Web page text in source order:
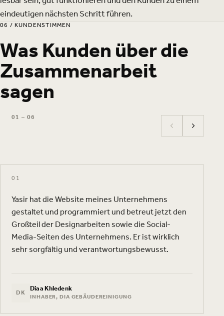
eindeutigen nächsten Schritt führen.
06 / KUNDENSTIMMEN
Was Kunden über die
Zusammenarbeit
sagen
01 – 06
01
Yasir hat die Website meines Unternehmens
gestaltet und programmiert und betreut jetzt den
Großteil der Designarbeiten sowie die Social-
Media-Seiten des Unternehmens. Er ist wirklich
sehr sorgfältig und verantwortungsbewusst.
DK Diaa Khledenk
INHABER, DIA GEBÄUDEREINIGUNG